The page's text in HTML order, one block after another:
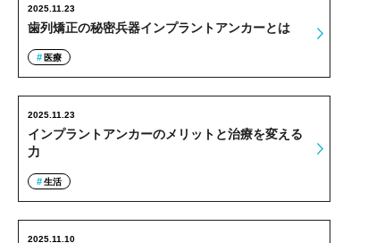
歯列矯正の秘密兵器インプラントアンカーとは
2025.11.23
医療
インプラントアンカーのメリットと治療を変える
力
2025.11.23
生活
2025.11.10